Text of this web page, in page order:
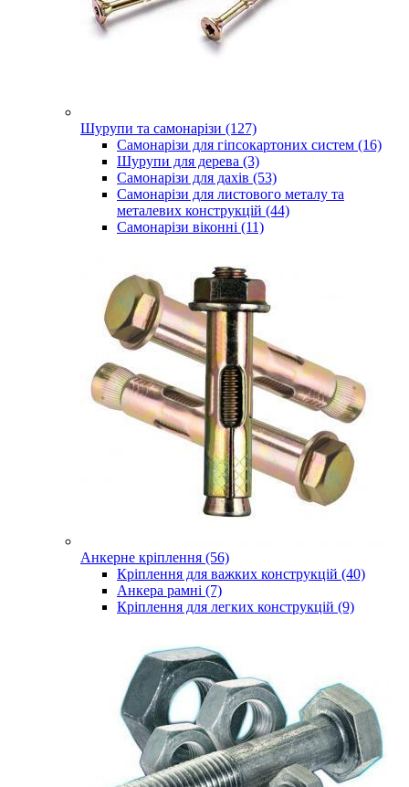
Шурупи та самонарізи (127)
Самонарізи для гіпсокартоних систем (16)
Шурупи для дерева (3)
Самонарізи для дахів (53)
Самонарізи для листового металу та
металевих конструкцій (44)
Самонарізи віконні (11)
Анкерне кріплення (56)
Кріплення для важких конструкцій (40)
Анкера рамні (7)
Кріплення для легких конструкцій (9)